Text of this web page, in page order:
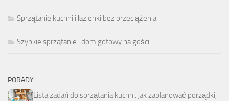
Sprzątanie kuchni i łazienki bez przeciążenia
Szybkie sprzątanie i dom gotowy na gości
PORADY
Lista zadań do sprzątania kuchni: jak zaplanować porządki,